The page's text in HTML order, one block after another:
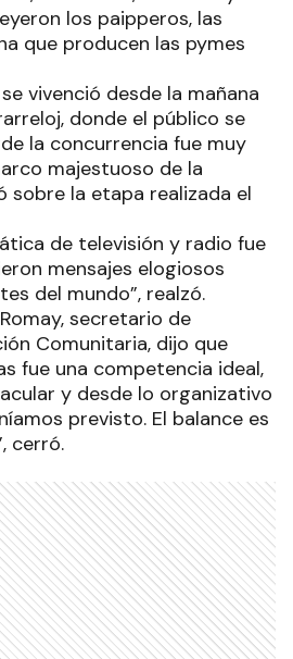
los paipperos, las
que producen las pymes
vivenció desde la mañana
donde el público se
la concurrencia fue muy
majestuoso de la
sobre la etapa realizada el
de televisión y radio fue
mensajes elogiosos
del mundo”, realzó.
secretario de
Comunitaria, dijo que
fue una competencia ideal,
y desde lo organizativo
previsto. El balance es
cerró.